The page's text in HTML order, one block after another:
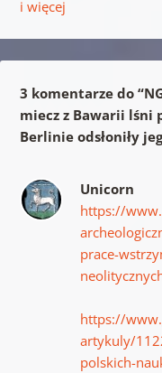
i więcej
3 komentarze do “
miecz z Bawarii lśni
Berlinie odsłoniły
Unicorn
https://
prace-
https://
artykuly/
polskich-